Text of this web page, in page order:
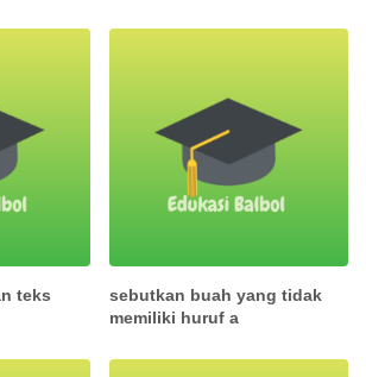
teks
sebutkan buah yang tidak
memiliki huruf a